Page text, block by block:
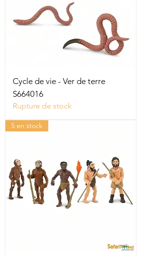
Cycle de vie - Ver de terre
S664016
Rupture de stock
5 en stock